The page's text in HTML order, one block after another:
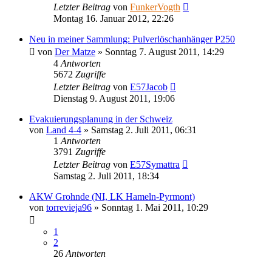
Letzter Beitrag von FunkerVogth
Montag 16. Januar 2012, 22:26
Neu in meiner Sammlung: Pulverlöschanhänger P250
von Der Matze » Sonntag 7. August 2011, 14:29
4 Antworten
5672 Zugriffe
Letzter Beitrag von E57Jacob
Dienstag 9. August 2011, 19:06
Evakuierungsplanung in der Schweiz
von Land 4-4 » Samstag 2. Juli 2011, 06:31
1 Antworten
3791 Zugriffe
Letzter Beitrag von E57Symattra
Samstag 2. Juli 2011, 18:34
AKW Grohnde (NI, LK Hameln-Pyrmont)
von torrevieja96 » Sonntag 1. Mai 2011, 10:29
1
2
26 Antworten